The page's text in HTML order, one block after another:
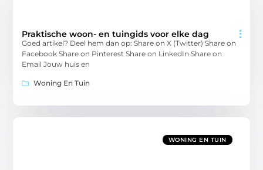
Praktische woon- en tuingids voor elke dag
Goed artikel? Deel hem dan op: Share on X (Twitter) Share on
Facebook Share on Pinterest Share on LinkedIn Share on
Email Jouw huis en
Woning En Tuin
WONING EN TUIN